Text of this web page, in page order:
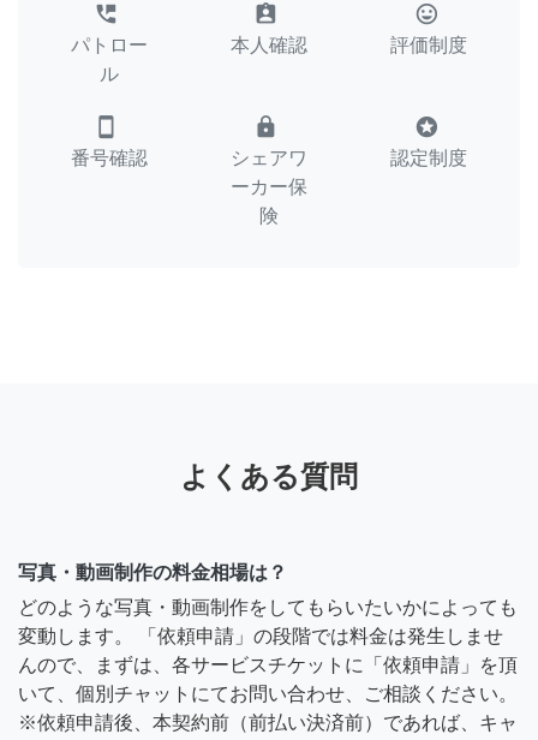
perm_phone_msg
パトロー
ル
assignment_ind
本人確認
tag_faces
評価制度
smartphone
番号確認
lock
シェアワ
ーカー保
険
stars
認定制度
よくある質問
写真・動画制作の料金相場は？
どのような写真・動画制作をしてもらいたいかによっても
変動します。 「依頼申請」の段階では料金は発生しませ
んので、まずは、各サービスチケットに「依頼申請」を頂
いて、個別チャットにてお問い合わせ、ご相談ください。
※依頼申請後、本契約前（前払い決済前）であれば、キャ